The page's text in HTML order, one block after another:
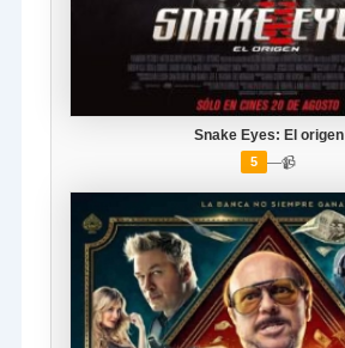
Snake Eyes: El origen
5 —📹